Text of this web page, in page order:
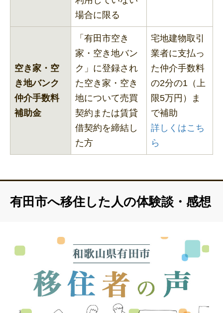
場合に限る
空き家・空
き地バンク
仲介手数料
補助金
「有田市空き
家・空き地バン
ク」に登録され
た空き家・空き
地について売買
契約または賃貸
借契約を締結し
た方
宅地建物取引
業者に支払っ
た仲介手数料
の2分の1（上
限5万円）ま
で補助
詳しくはこち
ら
有田市へ移住した人の体験談・感想